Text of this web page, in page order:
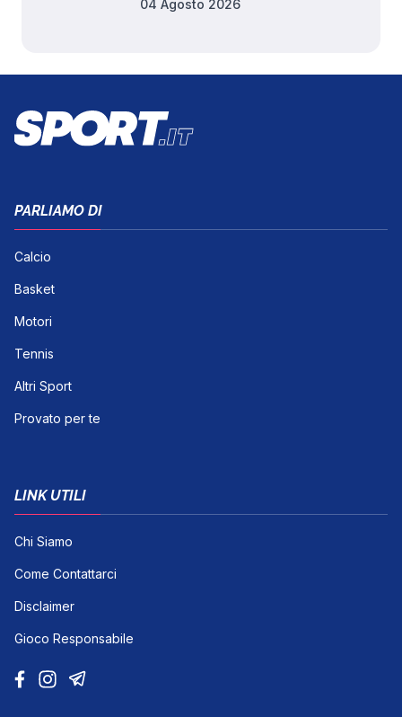
04 Agosto 2026
PARLIAMO DI
Calcio
Basket
Motori
Tennis
Altri Sport
Provato per te
LINK UTILI
Chi Siamo
Come Contattarci
Disclaimer
Gioco Responsabile